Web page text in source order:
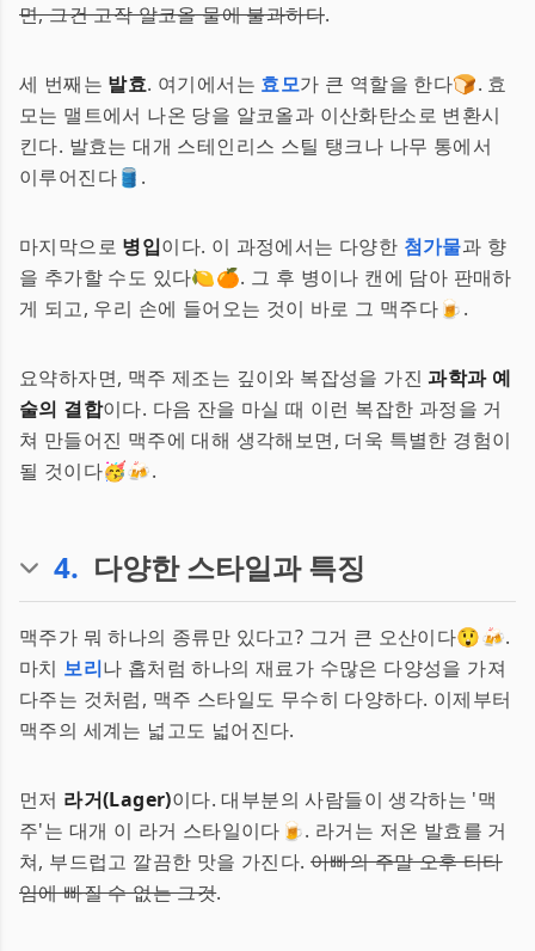
면, 그건 고작 알코올 물에 불과하다.
세 번째는 발효. 여기에서는 효모가 큰 역할을 한다🍞. 효
모는 맬트에서 나온 당을 알코올과 이산화탄소로 변환시
킨다. 발효는 대개 스테인리스 스틸 탱크나 나무 통에서
이루어진다🛢️.
마지막으로 병입이다. 이 과정에서는 다양한 첨가물과 향
을 추가할 수도 있다🍋🍊. 그 후 병이나 캔에 담아 판매하
게 되고, 우리 손에 들어오는 것이 바로 그 맥주다🍺.
요약하자면, 맥주 제조는 깊이와 복잡성을 가진과학과 예
술의 결합이다. 다음 잔을 마실 때 이런 복잡한 과정을 거
쳐 만들어진 맥주에 대해 생각해보면, 더욱 특별한 경험이
될 것이다🥳🍻.
4. 다양한 스타일과 특징
맥주가 뭐 하나의 종류만 있다고? 그거 큰 오산이다😲🍻.
마치 보리나 홉처럼 하나의 재료가 수많은 다양성을 가져
다주는 것처럼, 맥주 스타일도 무수히 다양하다. 이제부터
맥주의 세계는 넓고도 넓어진다.
먼저 라거(Lager)이다. 대부분의 사람들이 생각하는 '맥
주'는 대개 이 라거 스타일이다🍺. 라거는 저온 발효를 거
쳐, 부드럽고 깔끔한 맛을 가진다. 아빠의 주말 오후 티타
임에 빠질 수 없는 그것.